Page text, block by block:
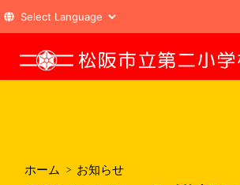
テ
ホーム > お知らせ